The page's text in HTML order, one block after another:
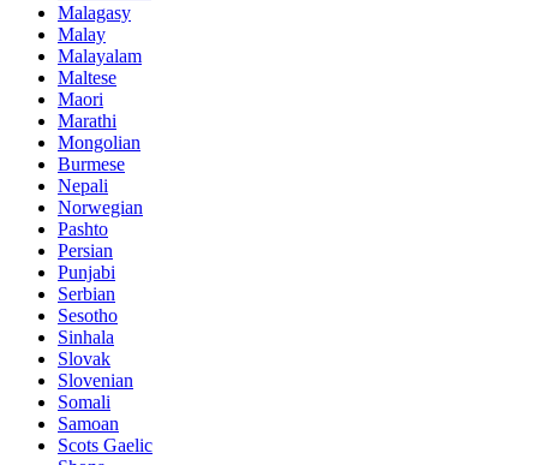
Malagasy
Malay
Malayalam
Maltese
Maori
Marathi
Mongolian
Burmese
Nepali
Norwegian
Pashto
Persian
Punjabi
Serbian
Sesotho
Sinhala
Slovak
Slovenian
Somali
Samoan
Scots Gaelic